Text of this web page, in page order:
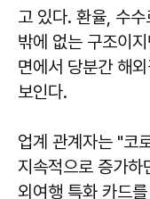
고 있다. 환율, 수
밖에 없는 구조이
면에서 당분간 해
보인다.
업계 관계자는 "코
지속적으로 증가하
외여행 특화 카드